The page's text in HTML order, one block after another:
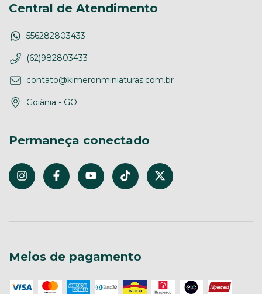
Central de Atendimento
556282803433
(62)982803433
contato@kimeronminiaturas.com.br
Goiânia - GO
Permaneça conectado
Meios de pagamento